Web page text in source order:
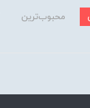
محبوب‌ترین